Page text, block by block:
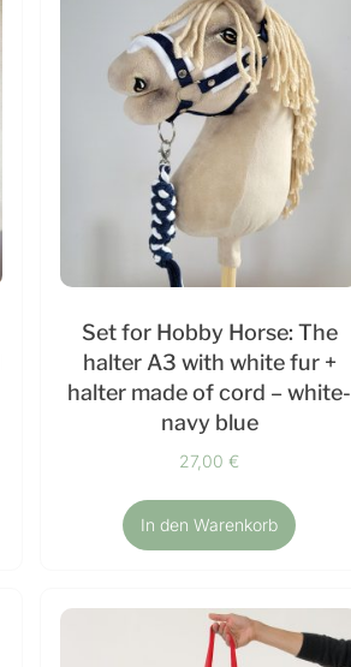
Set for Hobby Horse: The
halter A3 with white fur +
halter made of cord – white-
navy blue
27,00 €
In den Warenkorb